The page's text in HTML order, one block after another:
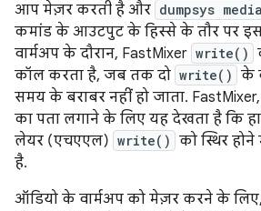
आप मेज़र करती है और dumpsys
कमांड के आउटपुट के हिस्से के तौर पर
वार्मअप के दौरान, FastMixer write()
कॉल करता है, जब तक दो write() के
समय के बराबर नहीं हो जाता.
का पता लगाने के लिए यह देखता है कि
लेयर (एचएएल) write() को स्थिर
है.
ऑडियो के वार्मअप को मेज़र करने के